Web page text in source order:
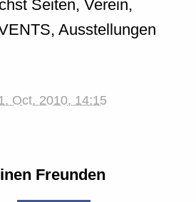
Seiten, Verein,
Ausstellungen
Oct. 2010, 14:15
Freunden